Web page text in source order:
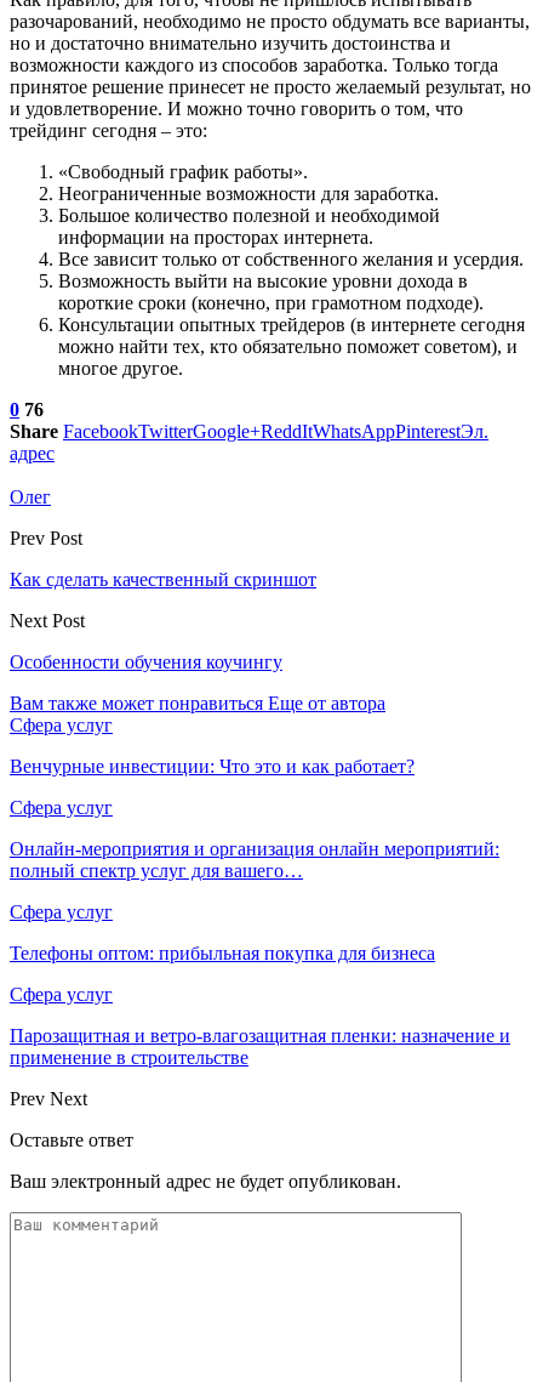
разочарований, необходимо не просто обдумать все варианты,
но и достаточно внимательно изучить достоинства и
возможности каждого из способов заработка. Только тогда
принятое решение принесет не просто желаемый результат, но
и удовлетворение. И можно точно говорить о том, что
трейдинг сегодня – это:
«Свободный график работы».
Неограниченные возможности для заработка.
Большое количество полезной и необходимой
информации на просторах интернета.
Все зависит только от собственного желания и усердия.
Возможность выйти на высокие уровни дохода в
короткие сроки (конечно, при грамотном подходе).
Консультации опытных трейдеров (в интернете сегодня
можно найти тех, кто обязательно поможет советом), и
многое другое.
0 76
Share FacebookTwitterGoogle+ReddItWhatsAppPinterestЭл.
адрес
Олег
Prev Post
Как сделать качественный скриншот
Next Post
Особенности обучения коучингу
Вам также может понравиться Еще от автора
Сфера услуг
Венчурные инвестиции: Что это и как работает?
Сфера услуг
Онлайн-мероприятия и организация онлайн мероприятий:
полный спектр услуг для вашего…
Сфера услуг
Телефоны оптом: прибыльная покупка для бизнеса
Сфера услуг
Парозащитная и ветро-влагозащитная пленки: назначение и
применение в строительстве
Prev Next
Оставьте ответ
Ваш электронный адрес не будет опубликован.